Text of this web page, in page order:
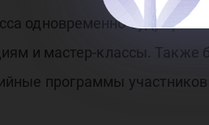
одновременно будут
и мастер-классы.
программы